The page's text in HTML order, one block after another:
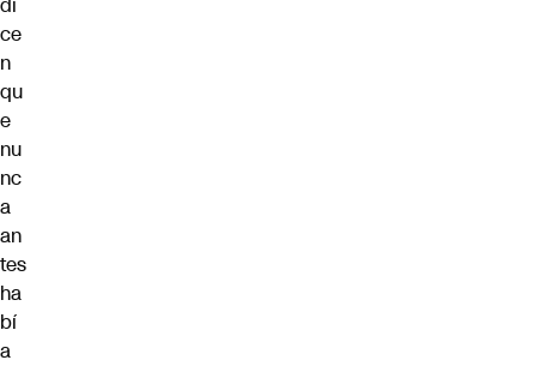
ce
n
qu
e
nu
nc
a
an
tes
ha
bí
a